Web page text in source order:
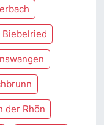
Biebelried
der Rhön